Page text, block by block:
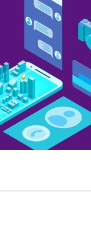
Crear
16 de junio de 2019
En este articulo
nuestra primera